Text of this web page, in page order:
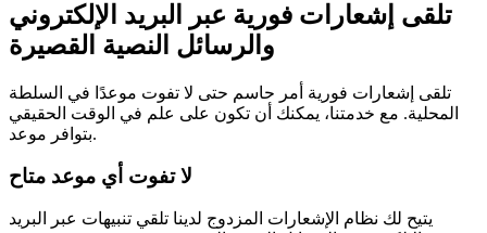
تلقى إشعارات فورية عبر البريد الإلكتروني
والرسائل النصية القصيرة
تلقى إشعارات فورية أمر حاسم حتى لا تفوت موعدًا في السلطة
المحلية. مع خدمتنا، يمكنك أن تكون على علم في الوقت الحقيقي
بتوافر موعد.
لا تفوت أي موعد متاح
يتيح لك نظام الإشعارات المزدوج لدينا تلقي تنبيهات عبر البريد